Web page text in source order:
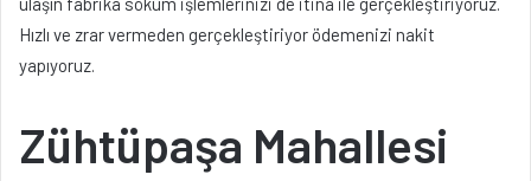
Hızlı ve zrar vermeden gerçekleştiriyor ödemenizi nakit
yapıyoruz.
Zühtüpaşa Mahallesi